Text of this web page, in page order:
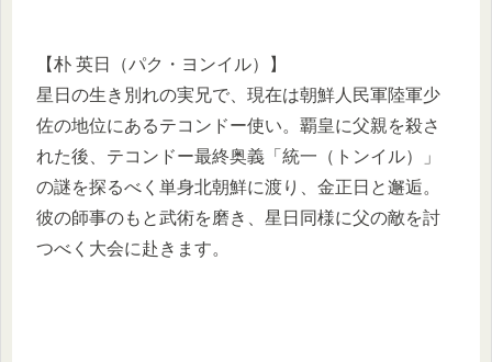
【朴 英日（パク・ヨンイル）】
星日の生き別れの実兄で、現在は朝鮮人民軍陸軍少
佐の地位にあるテコンドー使い。覇皇に父親を殺さ
れた後、テコンドー最終奥義「統一（トンイル）」
の謎を探るべく単身北朝鮮に渡り、金正日と邂逅。
彼の師事のもと武術を磨き、星日同様に父の敵を討
つべく大会に赴きます。